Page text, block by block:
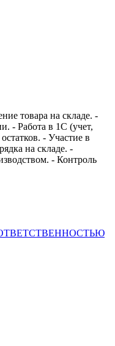
товара на складе. -
- Работа в 1С (учет,
- Участие в
на складе. -
- Контроль